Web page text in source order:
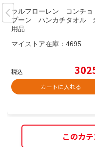
ラルフローレン コンチ
プーン ハンカチタオル
用品
マイストア在庫： 4695
税込
カートに入れる
このカ